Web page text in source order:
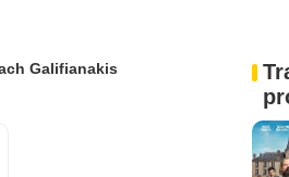
Galifianakis